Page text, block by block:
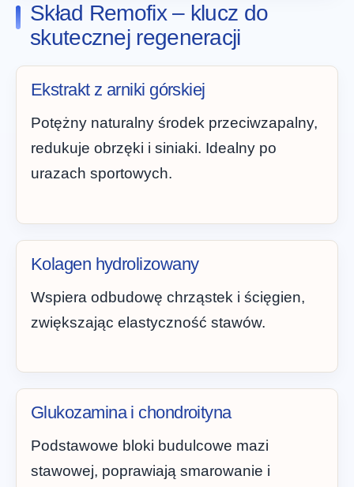
Skład Remofix – klucz do
skutecznej regeneracji
Ekstrakt z arniki górskiej
Potężny naturalny środek przeciwzapalny,
redukuje obrzęki i siniaki. Idealny po
urazach sportowych.
Kolagen hydrolizowany
Wspiera odbudowę chrząstek i ścięgien,
zwiększając elastyczność stawów.
Glukozamina i chondroityna
Podstawowe bloki budulcowe mazi
stawowej, poprawiają smarowanie i